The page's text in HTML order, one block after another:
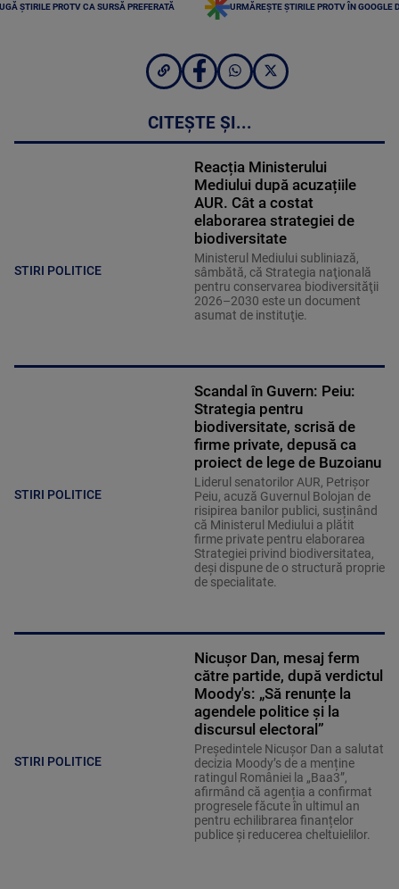
ȘTIRILE PROTV CA SURSĂ PREFERATĂ URMĂREȘTE ȘTIRILE PROTV ÎN GOOGLE
CITEȘTE ȘI...
STIRI POLITICE
Reacția Ministerului
Mediului după acuzațiile
AUR. Cât a costat
elaborarea strategiei de
biodiversitate
Ministerul Mediului subliniază,
sâmbătă, că Strategia naţională
pentru conservarea biodiversităţii
2026–2030 este un document
asumat de instituţie.
STIRI POLITICE
Scandal în Guvern: Peiu:
Strategia pentru
biodiversitate, scrisă de
firme private, depusă ca
proiect de lege de Buzoianu
Liderul senatorilor AUR, Petrișor
Peiu, acuză Guvernul Bolojan de
risipirea banilor publici, susținând
că Ministerul Mediului a plătit
firme private pentru elaborarea
Strategiei privind biodiversitatea,
deși dispune de o structură proprie
de specialitate.
STIRI POLITICE
Nicușor Dan, mesaj ferm
către partide, după verdictul
Moody's: „Să renunțe la
agendele politice şi la
discursul electoral”
Președintele Nicușor Dan a salutat
decizia Moody’s de a menține
ratingul României la „Baa3”,
afirmând că agenția a confirmat
progresele făcute în ultimul an
pentru echilibrarea finanțelor
publice și reducerea cheltuielilor.